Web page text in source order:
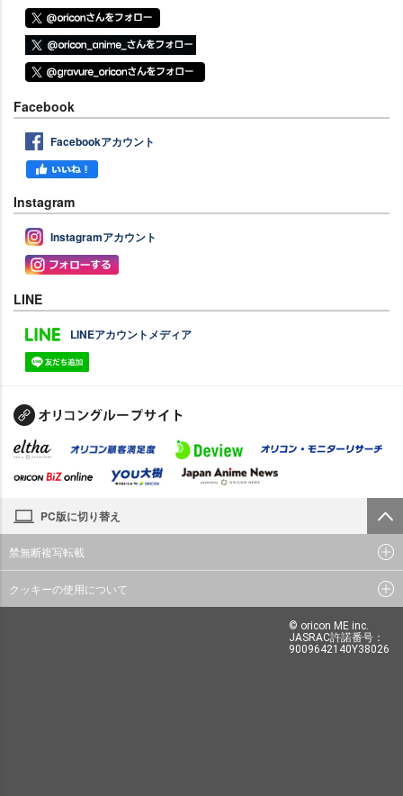
Facebook
Facebookアカウント
Instagram
Instagramアカウント
LINE
LINEアカウントメディア
PC版に切り替え
禁無断複写転載
クッキーの使用について
© oricon ME inc.
JASRAC許諾番号：
9009642140Y38026